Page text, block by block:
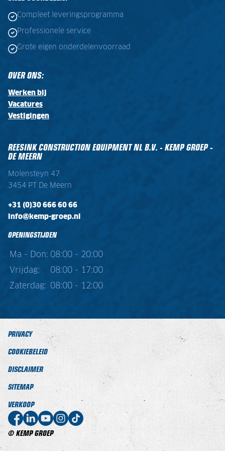
Compleet leveringsprogramma
Professionele service
Grote eigen onderdelenvoorraad
OVER ONS:
Werken bij
Vacatures
Vestigingen
REESINK CONSTRUCTION EQUIPMENT NL B.V. - KEMP GROEP -
DE MEERN
Molensteyn 47
3454 PT De Meern
+31 (0)30 666 60 66
info@kemp-groep.nl
OPENINGSTIJDEN
Ma - Don: 08:00 - 20:00
Vrijdag:
08:00 - 17:00
Zaterdag:
08:00 - 12:00
© KEMP GROEP
PRIVACY
COOKIEBELEID
DISCLAIMER
SITEMAP
VERKOOP